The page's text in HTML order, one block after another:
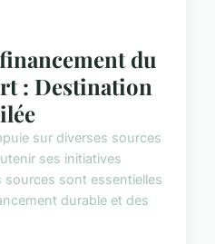
du
: Destination
sur diverses sources
ses initiatives
sources sont essentielles
durable et des